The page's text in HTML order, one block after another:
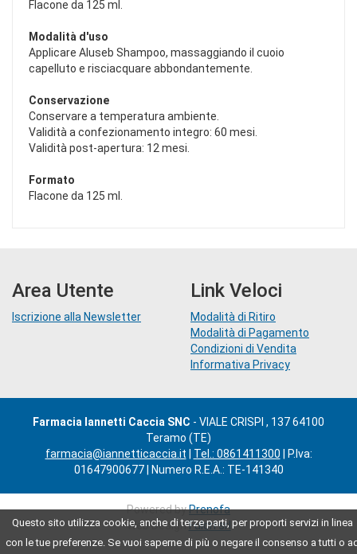
Questo sito utilizza cookie, anche di terze parti, per proporti servizi in linea
con le tue preferenze. Se vuoi saperne di più o negare il consenso a tutti o
Flacone da 125 ml.
Modalità d'uso
Applicare Aluseb Shampoo, massaggiando il cuoio
capelluto e risciacquare abbondantemente.
Conservazione
Conservare a temperatura ambiente.
Validità a confezionamento integro: 60 mesi.
Validità post-apertura: 12 mesi.
Formato
Flacone da 125 ml.
Area Utente
Iscrizione alla Newsletter
Link Veloci
Modalità di Ritiro
Modalità di Pagamento
Condizioni di Vendita
Informativa Privacy
Farmacia Iannetti Caccia SNC - VIALE CRISPI , 137 64100
Teramo (TE)
farmacia@iannetticaccia.it
Tel.: 0861411300 | P.Iva:
01647900677 | Numero R.E.A.: TE-141340
Powered byPrenofa
Web DesignFulcri srl